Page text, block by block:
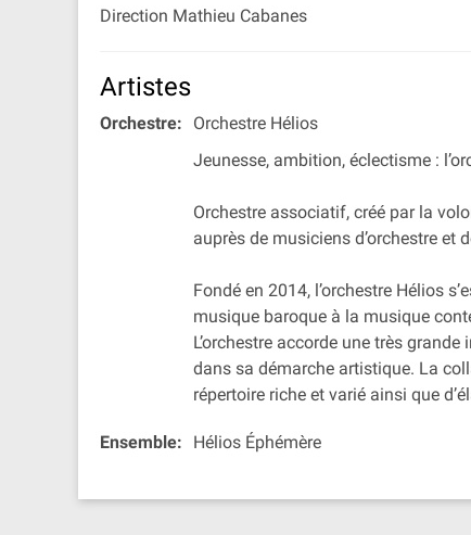
Direction Mathieu Cabanes
Artistes
Orchestre:
Orchestre Hélios
Jeunesse, ambition, éclectisme :
Orchestre associatif, créé par la
auprès de musiciens d’orchestre
Fondé en 2014, l’orchestre Hélios
musique baroque à la musique
L’orchestre accorde une très
dans sa démarche artistique. La
répertoire riche et varié ainsi que
Ensemble: Hélios Éphémère